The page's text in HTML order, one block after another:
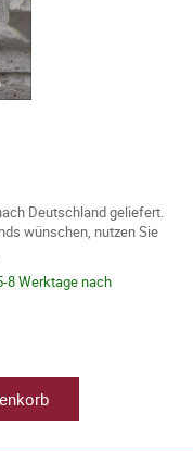
Deutschland geliefert.
wünschen, nutzen Sie
8 Werktage nach